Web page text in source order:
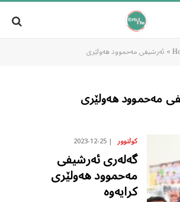
» ئەرشیفی مەحموود هەولێری
مەحموود هەولێری
کولتوور 2023-12-25
گەلەری ئەرشیفی
مەحموود هەولێری
کرایەوە